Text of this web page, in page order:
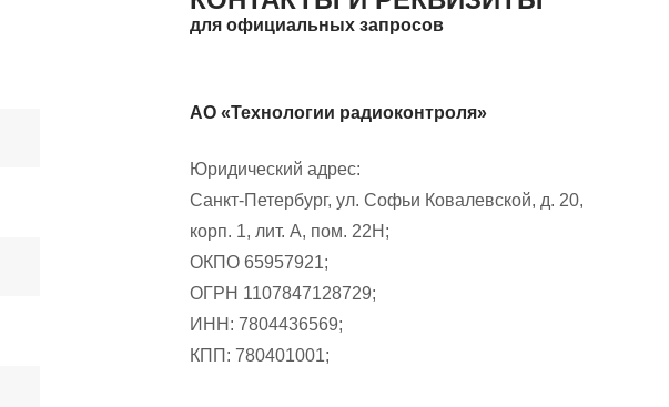
для официальных запросов
АО «Технологии радиоконтроля»
Юридический адрес:
Санкт-Петербург, ул. Софьи Ковалевской, д. 20,
корп. 1, лит. А, пом. 22Н;
ОКПО 65957921;
ОГРН 1107847128729;
ИНН: 7804436569;
КПП: 780401001;